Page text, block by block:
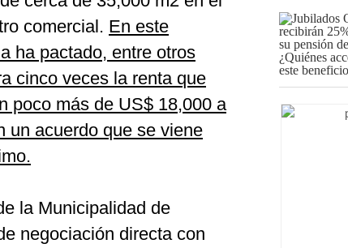
comercial. En este
ha pactado, entre otros
cinco veces la renta que
poco más de US$ 18,000 a
un acuerdo que se viene
la Municipalidad de
negociación directa con